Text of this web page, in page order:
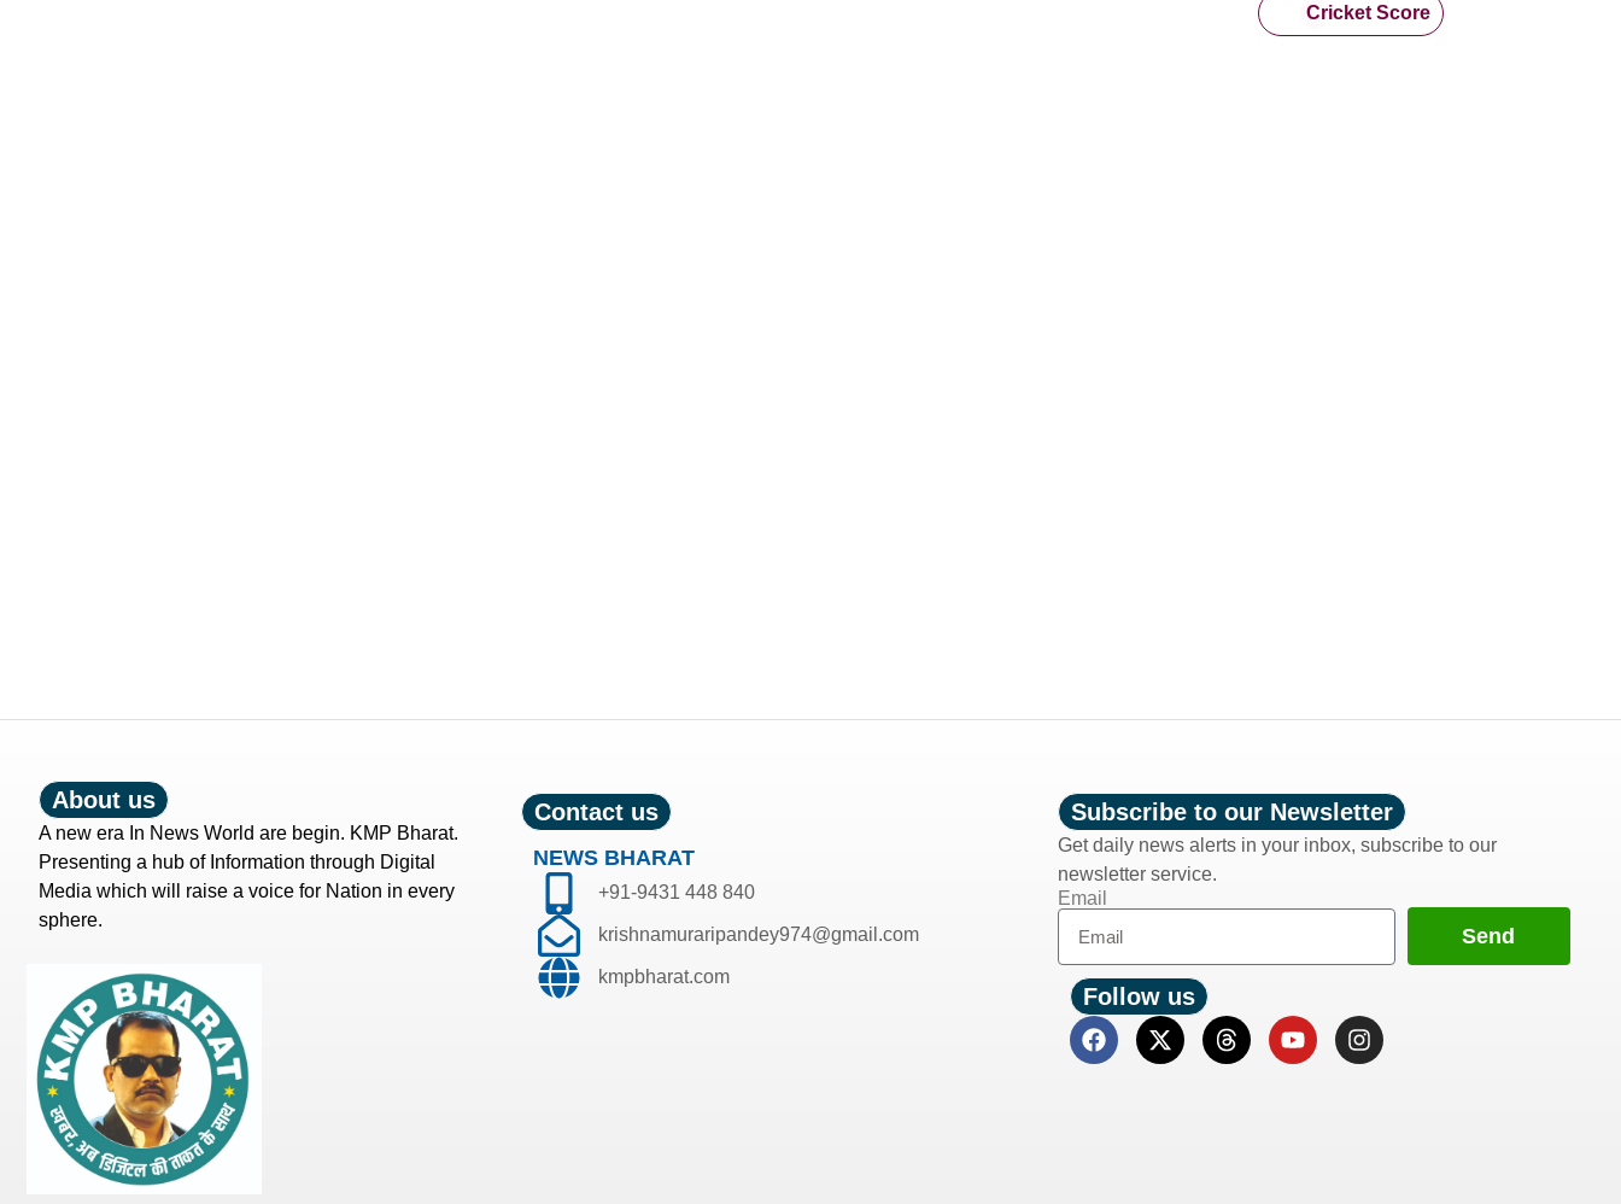
Cricket Score
About us
A new era In News World are begin. KMP Bharat.
Presenting a hub of Information through Digital
Media which will raise a voice for Nation in every
sphere.
Contact us
NEWS BHARAT
+91-9431 448 840
krishnamuraripandey974@gmail.com
kmpbharat.com
Subscribe to our Newsletter
Get daily news alerts in your inbox, subscribe to our
newsletter service.
Email
Send
Follow us